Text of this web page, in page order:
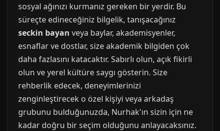
sosyal ağınızı kurmanız gereken bir yerdir. Bu
süreçte edineceğiniz bilgelik, tanışacağınız
seckin bayan veya baylar, akademisyenler,
esnaflar ve dostlar, size akademik bilgiden çok
daha fazlasını katacaktır. Sabırlı olun, açık fikirli
olun ve yerel kültüre saygı gösterin. Size
rehberlik edecek, deneyimlerinizi
zenginleştirecek o özel kişiyi veya arkadaş
grubunu bulduğunuzda, Nurhak'ın sizin için ne
kadar doğru bir seçim olduğunu anlayacaksınız.